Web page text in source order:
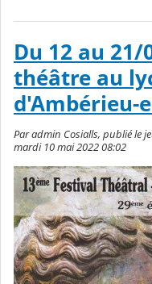
Du 12 au
théâtre au
d'Ambérieu-
Par admin Cosialls, publié le
mardi 10 mai 2022 08:02